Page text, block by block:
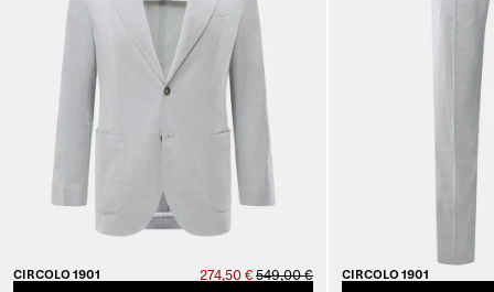
CIRCOLO 1901 274,50 € 549,00 € CIRCOLO 1901